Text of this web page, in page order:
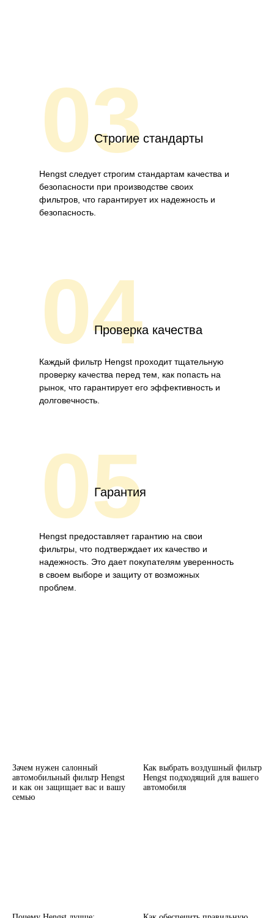
03Строгие стандарты
Hengst следует строгим стандартам качества и
безопасности при производстве своих
фильтров, что гарантирует их надежность и
безопасность.
04Проверка качества
Каждый фильтр Hengst проходит тщательную
проверку качества перед тем, как попасть на
рынок, что гарантирует его эффективность и
долговечность.
05
Гарантия
Hengst предоставляет гарантию на свои
фильтры, что подтверждает их качество и
надежность. Это дает покупателям уверенность
в своем выборе и защиту от возможных
проблем.
Зачем нужен салонный
автомобильный фильтр Hengst
и как он защищает вас и вашу
семью
Как выбрать воздушный фильтр
Hengst подходящий для вашего
автомобиля